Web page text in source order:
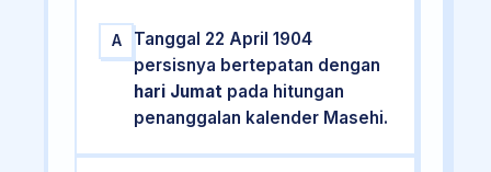
A
Tanggal 22 April 1904
persisnya bertepatan dengan
hari Jumat pada hitungan
penanggalan kalender Masehi.